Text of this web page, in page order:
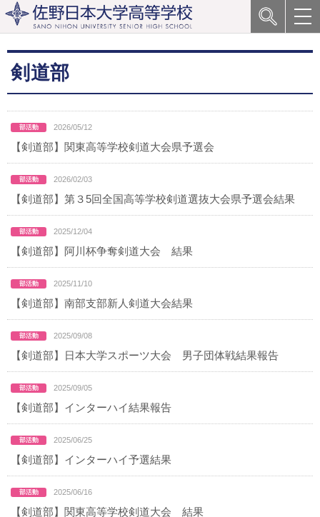
剣道部
2026/05/12
【剣道部】関東高等学校剣道大会県予選会
2026/02/03
【剣道部】第３5回全国高等学校剣道選抜大会県予選会結果
2025/12/04
【剣道部】阿川杯争奪剣道大会 結果
2025/11/10
【剣道部】南部支部新人剣道大会結果
2025/09/08
【剣道部】日本大学スポーツ大会 男子団体戦結果報告
2025/09/05
【剣道部】インターハイ結果報告
2025/06/25
【剣道部】インターハイ予選結果
2025/06/16
【剣道部】関東高等学校剣道大会 結果